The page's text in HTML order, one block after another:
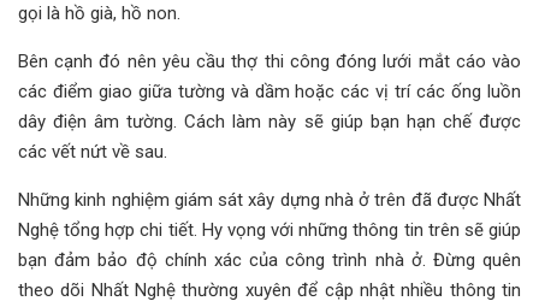
gọi là hồ già, hồ non.
Bên cạnh đó nên yêu cầu thợ thi công đóng lưới mắt cáo vào
các điểm giao giữa tường và dầm hoặc các vị trí các ống luồn
dây điện âm tường. Cách làm này sẽ giúp bạn hạn chế được
các vết nứt về sau.
Những kinh nghiệm giám sát xây dựng nhà ở trên đã được Nhất
Nghệ tổng hợp chi tiết. Hy vọng với những thông tin trên sẽ giúp
bạn đảm bảo độ chính xác của công trình nhà ở. Đừng quên
theo dõi Nhất Nghệ thường xuyên để cập nhật nhiều thông tin